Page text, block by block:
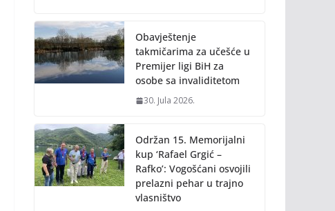
o
k
n
k
Obavještenje
takmičarima za učešće u
Premijer ligi BiH za
osobe sa invaliditetom
30. Jula 2026.
Održan 15. Memorijalni
kup ‘Rafael Grgić –
Rafko’: Vogošćani osvojili
prelazni pehar u trajno
vlasništvo